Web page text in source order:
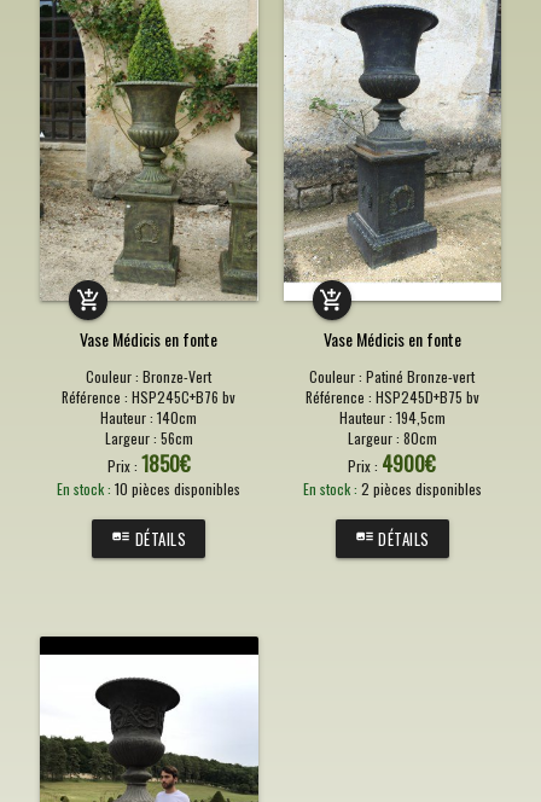
Vase Médicis en fonte
Couleur :Bronze-Vert
Référence :HSP245C+B76 bv
Hauteur :140cm
Largeur : 56cm
Prix : 1850€
En stock :10 pièces disponibles
DÉTAILS
Vase Médicis en fonte
Couleur :Patiné Bronze-vert
Référence : HSP245D+B75 bv
Hauteur : 194,5cm
Largeur : 80cm
Prix : 4900€
En stock : 2 pièces disponibles
DÉTAILS